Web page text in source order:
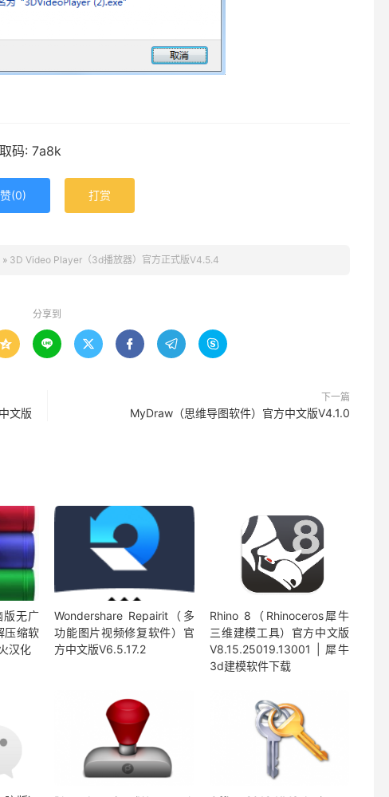
码: 7a8k
赞(0) 打赏
» 3D Video Player（3d播放器）官方正式版V4.5.4
分享到
     
文版
下一篇
MyDraw（思维导图软件）官方中文版V4.1.0
版无广
压缩软
汉化
Wondershare Repairit（多
功能图片视频修复软件）官
方中文版V6.5.17.2
Rhino 8（Rhinoceros犀牛
三维建模工具）官方中文版
V8.15.25019.13001 | 犀牛
3d建模软件下载